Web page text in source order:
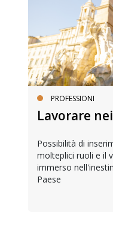
PROFESSIONI
Lavorare
Possibilità di
molteplici ruoli e il
immerso
Paese